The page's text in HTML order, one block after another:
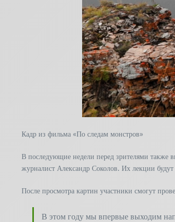
Кадр из фильма «По следам монстров»
В последующие недели перед зрителями также
журналист Александр Соколов. Их лекции
После просмотра картин участники смогут
В этом году мы впервые выходим